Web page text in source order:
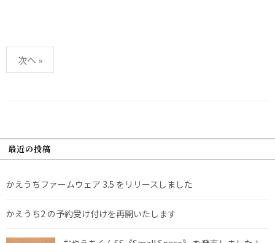
稿
ジ
送
り
次へ »
最近の投稿
かえうちファームウェア 3.5 をリリースしました
かえうち2 の予約受け付けを再開いたします